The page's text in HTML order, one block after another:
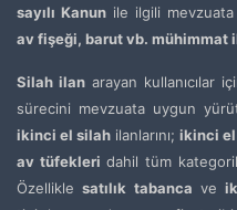
sayılı Kanunile ilgili mevzuata
av fişeği, barut vb. mühimmat
Silah ilanarayan kullanıcılar
sürecini mevzuata uygun
ikinci el silah ilanlarını;ikinci
av tüfekleri dahil tüm
Özelliklesatılık tabanca ve